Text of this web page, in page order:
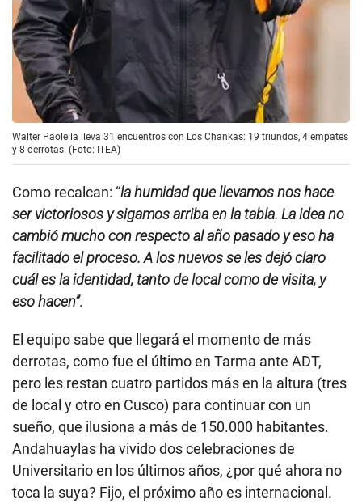
Walter Paolella lleva 31 encuentros con Los Chankas: 19 triundos, 4 empates
y 8 derrotas. (Foto: ITEA)
Como recalcan: “la humidad que llevamos nos hace
ser victoriosos y sigamos arriba en la tabla. La idea no
cambió mucho con respecto al año pasado y eso ha
facilitado el proceso. A los nuevos se les dejó claro
cuál es la identidad, tanto de local como de visita, y
eso hacen”.
El equipo sabe que llegará el momento de más
derrotas, como fue el último en Tarma ante ADT,
pero les restan cuatro partidos más en la altura (tres
de local y otro en Cusco) para continuar con un
sueño, que ilusiona a más de 150.000 habitantes.
Andahuaylas ha vivido dos celebraciones de
Universitario en los últimos años, ¿por qué ahora no
toca la suya? Fijo, el próximo año es internacional.